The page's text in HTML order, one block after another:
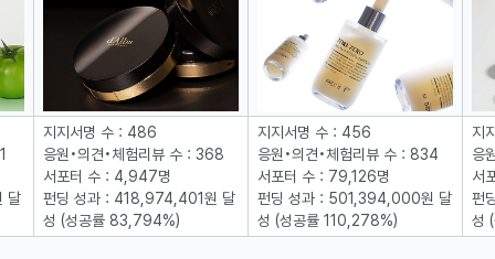
달
지지서명 수 : 486
응원•의견•체험리뷰 수 : 368
서포터 수 : 4,947명
펀딩 성과 : 418,974,401원 달
성 (성공률 83,794%)
지지서명 수 : 456
응원•의견•체험리뷰 수 : 834
서포터 수 : 79,126명
펀딩 성과 : 501,394,000원 달
성 (성공률 110,278%)
지
응
서
펀
성